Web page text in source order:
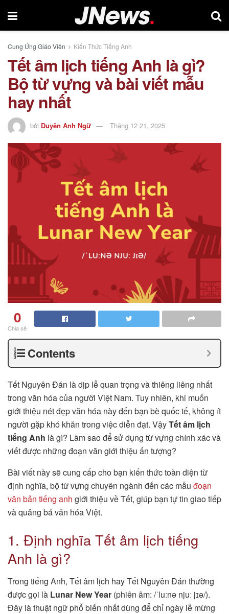
Cung Ứng Giáo Viên Kiến Thức Tiếng Anh
Tết âm lịch tiếng Anh là gì?
Bộ từ vựng và bài viết mẫu
hay nhất
bởi Duyên Anh Ngữ Tháng 12 21, 2025
0
Chia sẻ
Contents
Tết Nguyên Đán là dịp lễ quan trọng và thiêng liêng nhất
trong văn hóa của người Việt Nam. Tuy nhiên, khi muốn
giới thiệu nét đẹp văn hóa này đến bạn bè quốc tế, không ít
người gặp khó khăn trong việc diễn đạt. VậyTết âm lịch
tiếng Anh là gì? Làm sao để sử dụng từ vựng chính xác và
viết được những đoạn văn giới thiệu ấn tượng?
Bài viết này sẽ cung cấp cho bạn kiến thức toàn diện từ
định nghĩa, bộ từ vựng chuyên ngành đến các mẫu đoạn
văn bản tiếng anh giới thiệu về Tết, giúp bạn tự tin giao tiếp
và quảng bá văn hóa Việt.
1. Định nghĩa Tết âm lịch tiếng
Anh là gì?
Trong tiếng Anh, Tết âm lịch hay Tết Nguyên Đán thường
được gọi là Lunar New Year (phiên âm: /ˈluːnə njuː jɪə/).
Đây là thuật ngữ phổ biến nhất dùng để chỉ ngày lễ mừng